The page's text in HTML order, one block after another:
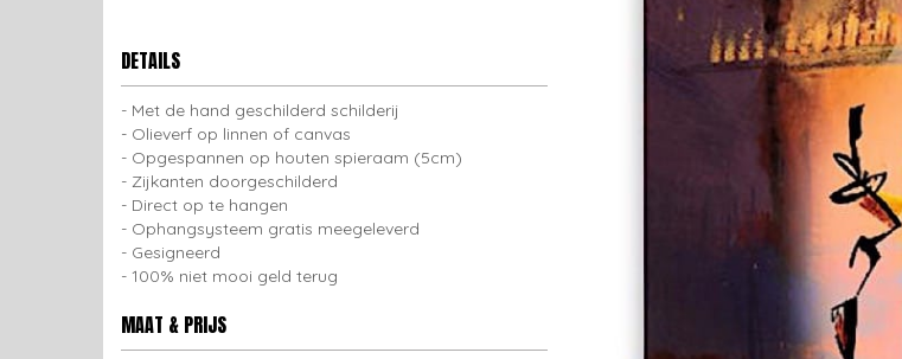
DETAILS
Met de hand geschilderd schilderij
Olieverf op linnen of canvas
Opgespannen op houten spieraam (5cm)
Zijkanten doorgeschilderd
Direct op te hangen
Ophangsysteem gratis meegeleverd
Gesigneerd
100% niet mooi geld terug
MAAT & PRIJS